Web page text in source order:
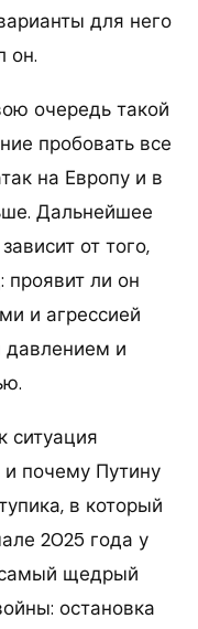
для него
он.
очередь такой
пробовать все
на Европу и в
Дальнейшее
от того,
проявит ли он
и агрессией
давлением и
ситуация
почему Путину
в который
2025 года у
щедрый
остановка